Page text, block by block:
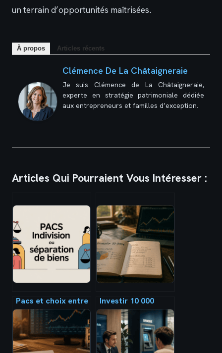
un terrain d’opportunités maîtrisées.
À propos Articles récents
Clémence De La Châtaigneraie
Je suis Clémence de La Châtaigneraie,
experte en stratégie patrimoniale dédiée
aux entrepreneurs et familles d’exception.
Articles Qui Pourraient Vous Intéresser :
Pacs et choix entre
indivision ou
séparation de biens
: le guide pour
décider
Investir 10 000
euros : 3 stratégies
concrètes pour
faire fructifier
votre capital